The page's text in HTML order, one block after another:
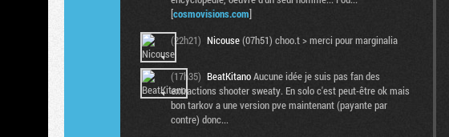
[cosmovisions.com]
(22h21) Nicouse(07h51) choo.t > merci pour marginalia
(17h35) BeatKitanoAucune idée je suis pas fan des
extractions shooter sweaty. En solo c'est peut-être ok mais
bon tarkov a une version pve maintenant (payante par
contre) donc...